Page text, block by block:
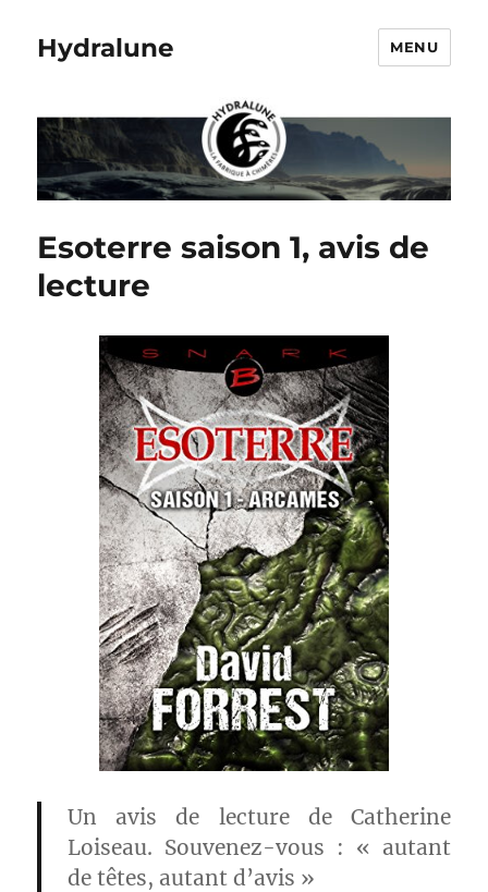
Hydralune MENU
Esoterre saison 1, avis de
lecture
Un avis de lecture de Catherine
Loiseau. Souvenez-vous : « autant
de têtes, autant d’avis »